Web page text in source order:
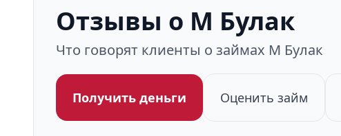
Отзывы о М Булак
Что говорят клиенты о займах М Булак
Получить деньги Оценить займ